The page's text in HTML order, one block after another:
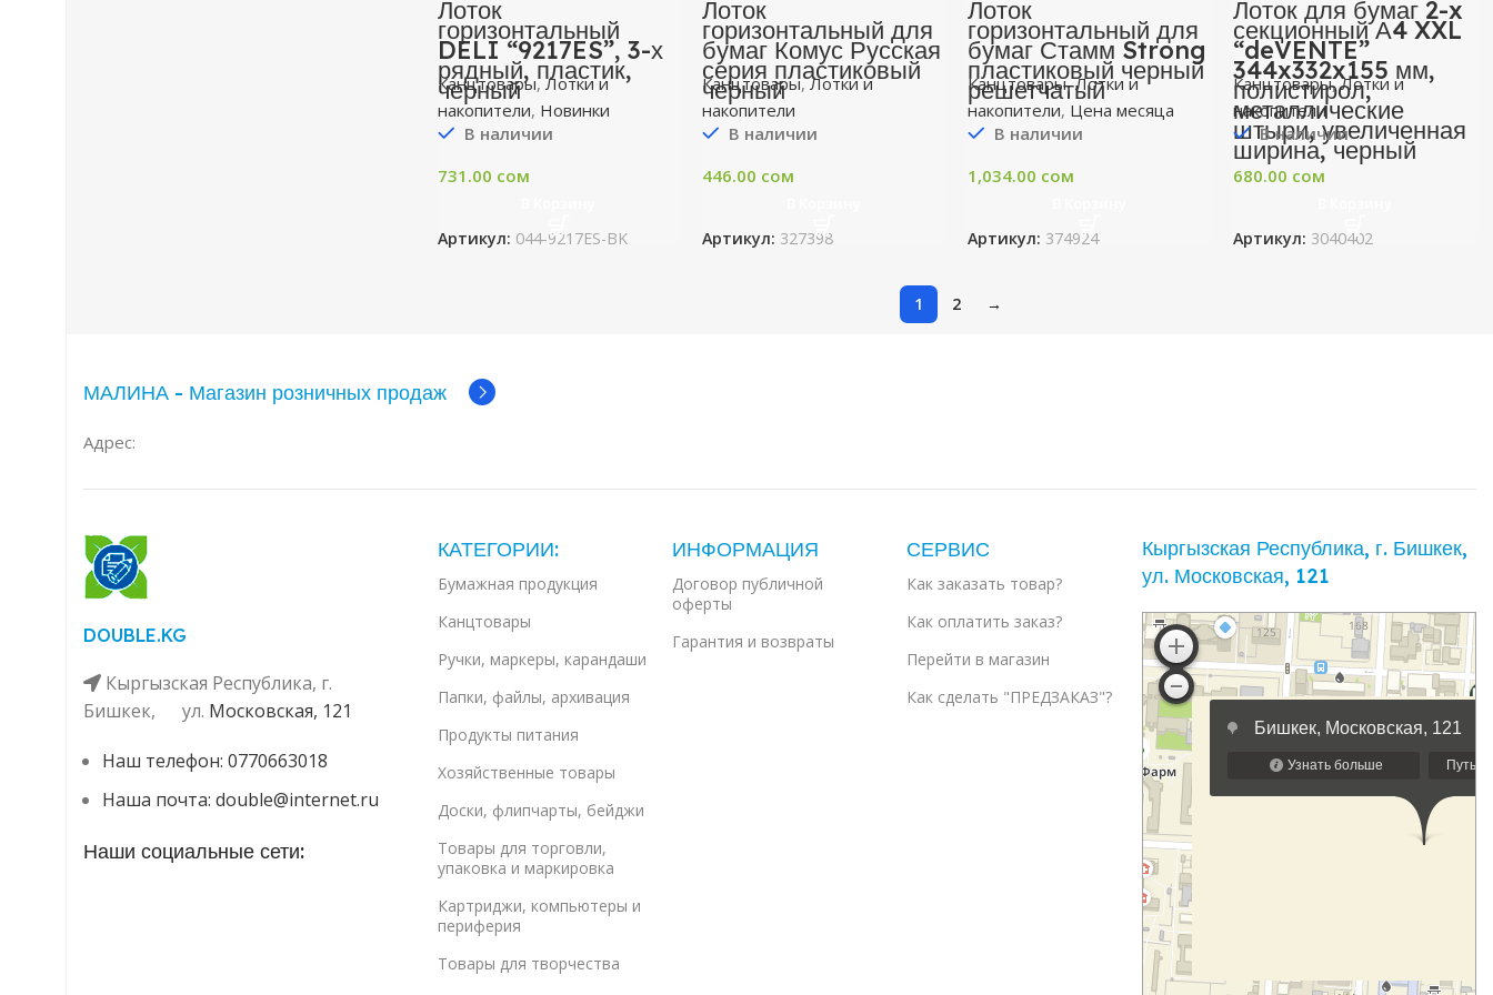
Лоток
горизонтальный
DELI “9217ES”, 3-х
рядный, пластик,
черный
Канцтовары, Лотки и
накопители, Новинки
В наличии
731.00 сом
Артикул: 044-9217ES-BK
Лоток
горизонтальный для
бумаг Комус Русская
серия пластиковый
черный
Канцтовары,Лотки и
накопители
В наличии
446.00 сом
Артикул: 327398
Лоток
горизонтальный для
бумаг Стамм Strong
пластиковый черный
решетчатый
Канцтовары,Лотки и
накопители, Цена месяца
В наличии
1,034.00 сом
Артикул: 374924
Лоток для бумаг 2-x
секционный А4 XXL
“deVENTE”
344x332x155 мм,
полистирол,
металлические
штыри, увеличенная
ширина, черный
Канцтовары,Лотки и
накопители
В наличии
680.00 сом
Артикул: 3040402
1 2 →
МАЛИНА - Магазин розничных продаж
Адрес:
DOUBLE.KG
Кыргызская Республика, г.
Бишкек, ул. ​ Московская, 121
Наш телефон: 0770663018
Наша почта: double@internet.ru
Наши социальные сети:
КАТЕГОРИИ:
Бумажная продукция
Канцтовары
Ручки, маркеры, карандаши
Папки, файлы, архивация
Продукты питания
Хозяйственные товары
Доски, флипчарты, бейджи
Товары для торговли,
упаковка и маркировка
Картриджи, компьютеры и
периферия
Товары для творчества
ИНФОРМАЦИЯ
Договор публичной
оферты
Гарантия и возвраты
СЕРВИС
Как заказать товар?
Как оплатить заказ?
Перейти в магазин
Как сделать "ПРЕДЗАКАЗ"?
Кыргызская Республика, г. Бишкек,
ул. ​Московская, 121